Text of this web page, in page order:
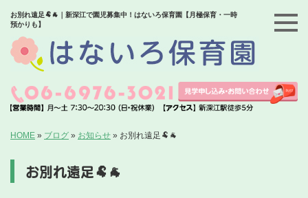
お別れ遠足🐏🐐｜新深江で園児募集中！はないろ保育園【月極保育・一時
預かりも】
HOME » ブログ » お知らせ » お別れ遠足🐏🐐
お別れ遠足🐏🐐